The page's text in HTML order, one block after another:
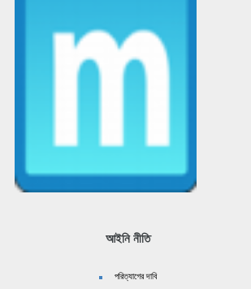
আইনি নীতি
পরিত্যাগের দাবি